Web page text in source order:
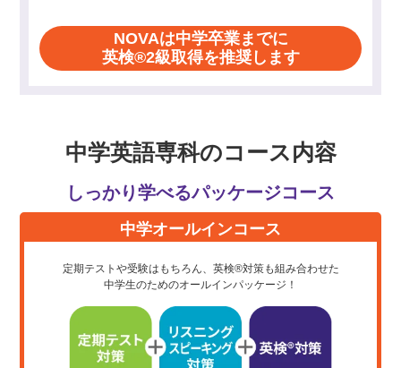
NOVAは中学卒業までに
英検®2級取得を推奨します
中学英語専科のコース内容
しっかり学べるパッケージコース
中学オールインコース
定期テストや受験はもちろん、英検®対策も組み合わせた
中学生のためのオールインパッケージ！